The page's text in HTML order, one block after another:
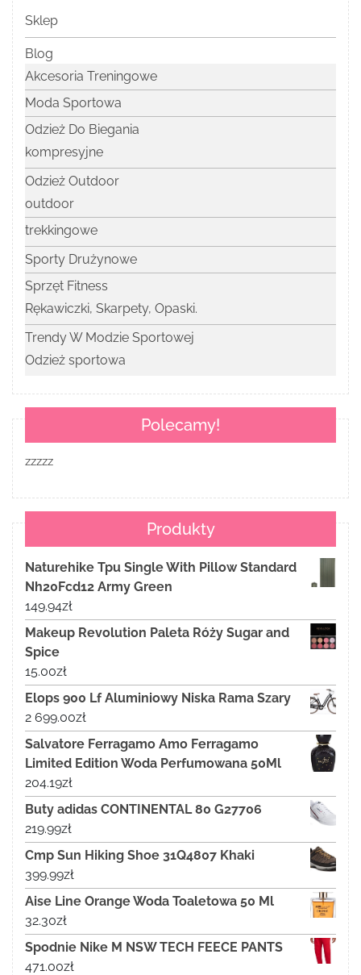
Sklep
Blog
Akcesoria Treningowe
Moda Sportowa
Odzież Do Biegania
kompresyjne
Odzież Outdoor
outdoor
trekkingowe
Sporty Drużynowe
Sprzęt Fitness
Rękawiczki, Skarpety, Opaski.
Trendy W Modzie Sportowej
Odzież sportowa
Polecamy!
zzzzz
Produkty
Naturehike Tpu Single With Pillow Standard
Nh20Fcd12 Army Green
149.94zł
Makeup Revolution Paleta Róży Sugar and
Spice
15.00zł
Elops 900 Lf Aluminiowy Niska Rama Szary
2 699.00zł
Salvatore Ferragamo Amo Ferragamo
Limited Edition Woda Perfumowana 50Ml
204.19zł
Buty adidas CONTINENTAL 80 G27706
219.99zł
Cmp Sun Hiking Shoe 31Q4807 Khaki
399.99zł
Aise Line Orange Woda Toaletowa 50 Ml
32.30zł
Spodnie Nike M NSW TECH FEECE PANTS
471.00zł